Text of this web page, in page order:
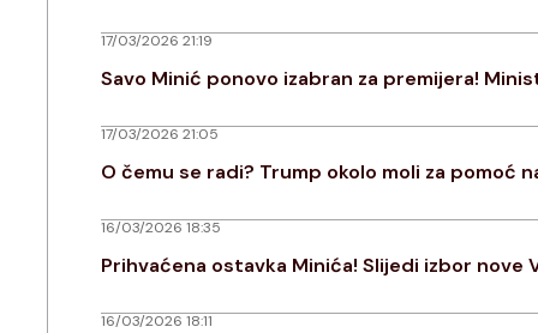
Savo Minić ponovo izabran za premijera!
17/03/2026 21:19
O čemu se radi? Trump okolo moli za pomoć
17/03/2026 21:05
Prihvaćena ostavka Minića! Slijedi izbor nove
16/03/2026 18:35
16/03/2026 18:11